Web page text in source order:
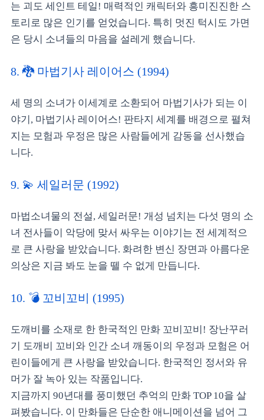
는 괴도 세인트 테일! 매력적인 캐릭터와 흥미진진한 스
토리로 많은 인기를 얻었습니다. 특히 멋진 턱시도 가면
은 당시 소녀들의 마음을 설레게 했습니다.
8. 🐉 마법기사 레이어스 (1994)
세 명의 소녀가 이세계로 소환되어 마법기사가 되는 이
야기, 마법기사 레이어스! 판타지 세계를 배경으로 펼쳐
지는 모험과 우정은 많은 사람들에게 감동을 선사했습
니다.
9. 💫 세일러문 (1992)
마법소녀물의 전설, 세일러문! 개성 넘치는 다섯 명의 소
녀 전사들이 악당에 맞서 싸우는 이야기는 전 세계적으
로 큰 사랑을 받았습니다. 화려한 변신 장면과 아름다운
의상은 지금 봐도 눈을 뗄 수 없게 만듭니다.
10. 💣 꼬비꼬비 (1995)
도깨비를 소재로 한 한국적인 만화 꼬비꼬비! 장난꾸러
기 도깨비 꼬비와 인간 소녀 깨동이의 우정과 모험은 어
린이들에게 큰 사랑을 받았습니다. 한국적인 정서와 유
머가 잘 녹아 있는 작품입니다.
지금까지 90년대를 풍미했던 추억의 만화 TOP 10을 살
펴봤습니다. 이 만화들은 단순한 애니메이션을 넘어 그